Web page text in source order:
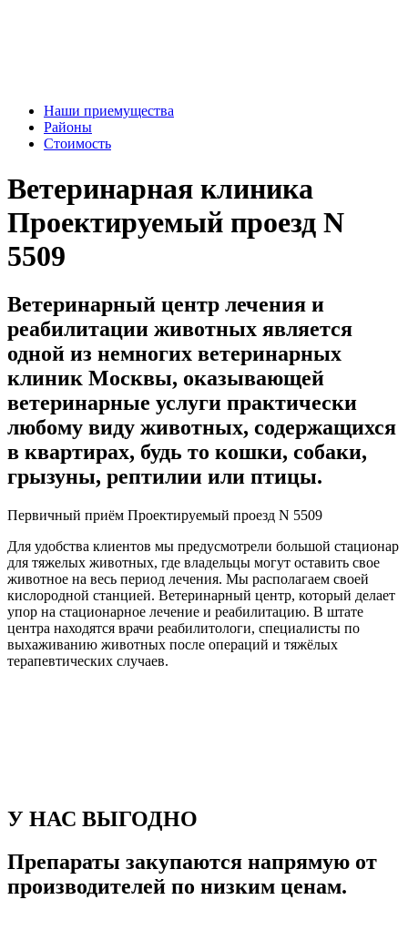
Наши приемущества
Районы
Стоимость
Ветеринарная клиника
Проектируемый проезд N
5509
Ветеринарный центр лечения и
реабилитации животных является
одной из немногих ветеринарных
клиник Москвы, оказывающей
ветеринарные услуги практически
любому виду животных, содержащихся
в квартирах, будь то кошки, собаки,
грызуны, рептилии или птицы.
Первичный приём Проектируемый проезд N 5509
Для удобства клиентов мы предусмотрели большой стационар
для тяжелых животных, где владельцы могут оставить свое
животное на весь период лечения. Мы располагаем своей
кислородной станцией. Ветеринарный центр, который делает
упор на стационарное лечение и реабилитацию. В штате
центра находятся врачи реабилитологи, специалисты по
выхаживанию животных после операций и тяжёлых
терапевтических случаев.
У НАС ВЫГОДНО
Препараты закупаются напрямую от
производителей по низким ценам.